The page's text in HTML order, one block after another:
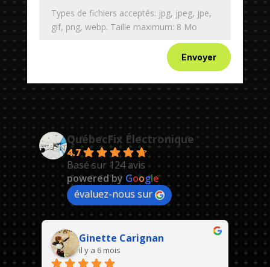
Types de fichiers acceptés: jpg, jpeg, jpe,
gif, png, webp. Taille maximum: 8 Mo
Envoyer
QuébecFix Électronique
4.7
Basé sur 124 avis
powered by Google
évaluez-nous sur
Ginette Carignan
il y a 6 mois